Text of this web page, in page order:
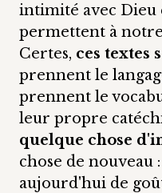
intimité avec Dieu
permettent à
Certes, ces textes
prennent le
prennent le
leur propre
quelque chose
chose de nouveau
aujourd'hui de